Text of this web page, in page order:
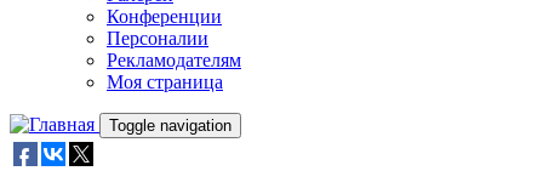
Конференции
Персоналии
Рекламодателям
Моя страница
Toggle navigation